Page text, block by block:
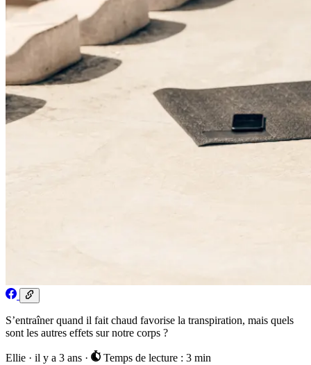
S’entraîner quand il fait chaud favorise la transpiration, mais quels
sont les autres effets sur notre corps ?
Ellie · il y a 3 ans · Temps de lecture : 3 min